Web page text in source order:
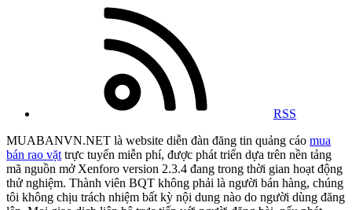
RSS
MUABANVN.NET là website diễn đàn đăng tin quảng cáo mua
bán rao vặt trực tuyến miễn phí, được phát triển dựa trên nền tảng
mã nguồn mở Xenforo version 2.3.4 đang trong thời gian hoạt động
thử nghiệm. Thành viên BQT không phải là người bán hàng, chúng
tôi không chịu trách nhiệm bất kỳ nội dung nào do người dùng đăng